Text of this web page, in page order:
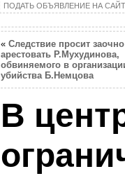
ПОДАТЬ ОБЪЯВЛЕНИЕ НА
« Следствие просит заочно
арестовать Р.Мухудинова,
обвиняемого в
убийства Б.Немцова
В